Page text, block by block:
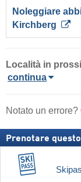
Noleggiare
Kirchberg
Località in
continua
Notato un errore?
Prenotare